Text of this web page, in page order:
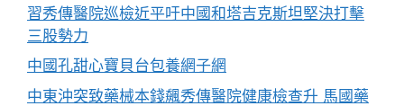
習秀傳醫院巡檢近平吁中國和塔吉克斯坦堅決打擊
三股勢力
中國孔甜心寶貝台包養網子網
中東沖突致藥械本錢飆秀傳醫院健康檢查升 馬國藥